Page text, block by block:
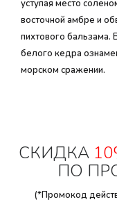
уступая место
восточной амбре и
пихтового бальзама.
белого кедра
морском сражении.
СКИДКА
ПО
(*Промокод